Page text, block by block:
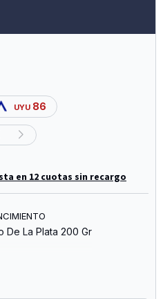
UYU 86
en 12 cuotas sin recargo
De La Plata 200 Gr